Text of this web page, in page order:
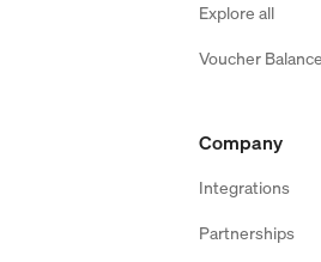
Explore all
Voucher Balance
Company
Integrations
Partnerships